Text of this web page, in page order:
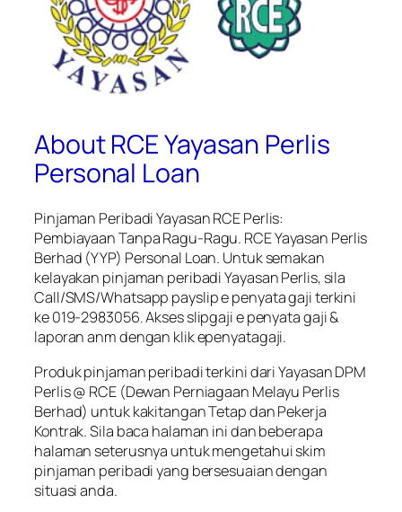
About RCE Yayasan Perlis
Personal Loan
Pinjaman Peribadi Yayasan RCE Perlis:
Pembiayaan Tanpa Ragu-Ragu. RCE Yayasan Perlis
Berhad (YYP) Personal Loan. Untuk semakan
kelayakan pinjaman peribadi Yayasan Perlis, sila
Call/SMS/Whatsapp payslip e penyata gaji terkini
ke 019-2983056. Akses slipgaji e penyata gaji &
laporan anm dengan klik epenyatagaji.
Produk pinjaman peribadi terkini dari Yayasan DPM
Perlis @ RCE (Dewan Perniagaan Melayu Perlis
Berhad) untuk kakitangan Tetap dan Pekerja
Kontrak. Sila baca halaman ini dan beberapa
halaman seterusnya untuk mengetahui skim
pinjaman peribadi yang bersesuaian dengan
situasi anda.